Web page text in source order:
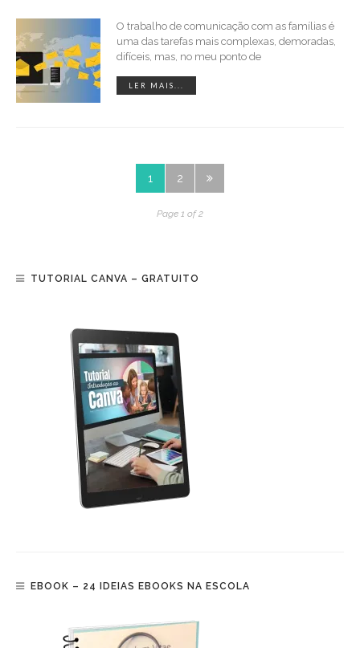
O trabalho de comunicação com as famílias é
uma das tarefas mais complexas, demoradas,
difíceis, mas, no meu ponto de
LER MAIS...
1 2
Page 1 of 2
TUTORIAL CANVA – GRATUITO
EBOOK – 24 IDEIAS EBOOKS NA ESCOLA